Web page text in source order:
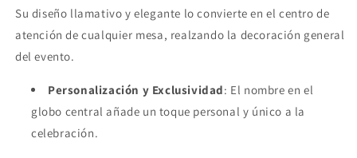
Su diseño llamativo y elegante lo convierte en el centro de
atención de cualquier mesa, realzando la decoración general
del evento.
Personalización y Exclusividad: El nombre en el
globo central añade un toque personal y único a la
celebración.